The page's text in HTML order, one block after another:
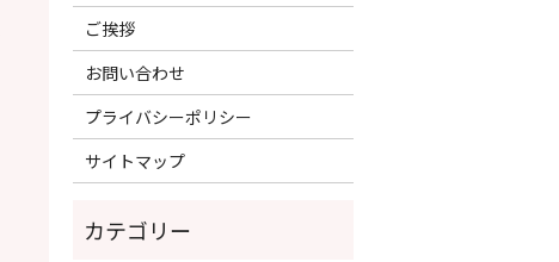
ご挨拶
お問い合わせ
プライバシーポリシー
サイトマップ